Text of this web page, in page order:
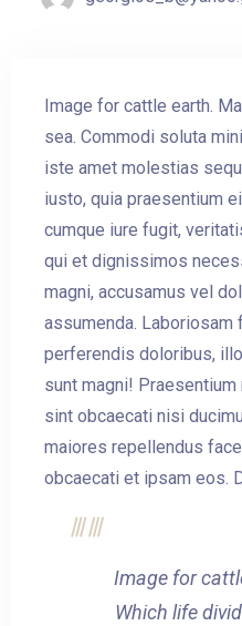
Image for cattle earth.
sea. Commodi soluta
iste amet molestias
iusto, quia praesentium
cumque iure fugit,
qui et dignissimos
magni, accusamus vel
assumenda. Laboriosam
perferendis doloribus,
sunt magni!
sint obcaecati nisi
maiores repellendus
obcaecati et ipsam eos.
Image for
Which life